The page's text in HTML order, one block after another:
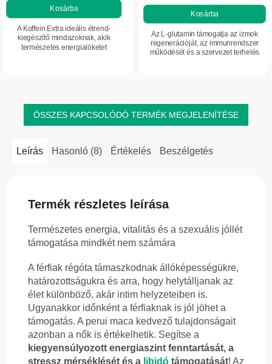
Kosárba
A Koffein Extra ideális étrend-
kiegészítő mindazoknak, akik
természetes energialöketet
Kosárba
Az L-glutamin támogatja az izmok
regenerációját, az immunrendszer
működését és a szervezet terhelés
ÖSSZES KAPCSOLÓDÓ TERMÉK MEGJELENÍTÉSE
Leírás Hasonló (8) Értékelés Beszélgetés
Termék részletes leírása
Természetes energia, vitalitás és a szexuális jóllét
támogatása mindkét nem számára
A férfiak régóta támaszkodnak állóképességükre,
határozottságukra és arra, hogy helytálljanak az
élet különböző, akár intim helyzeteiben is.
Ugyanakkor időnként a férfiaknak is jól jöhet a
támogatás. A perui maca kedvező tulajdonságait
azonban a nők is értékelhetik. Segítse a
kiegyensúlyozott energiaszint fenntartását, a
stressz mérséklését és a libidó támogatását! Az